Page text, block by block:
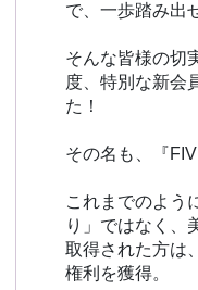
で、一歩踏み出
そんな皆様の切
度、特別な新会
た！
その名も、『
これまでのよう
り」ではなく、
取得された方は
権利を獲得。